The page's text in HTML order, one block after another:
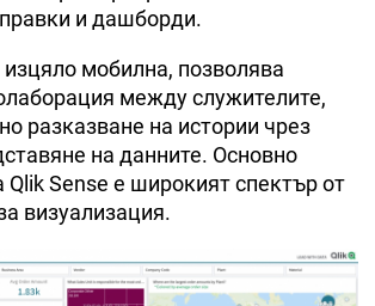
и дашборди.
изцяло мобилна, позволява
между служителите,
разказване на истории чрез
на данните. Основно
Qlik Sense е широкият спектър от
визуализация.